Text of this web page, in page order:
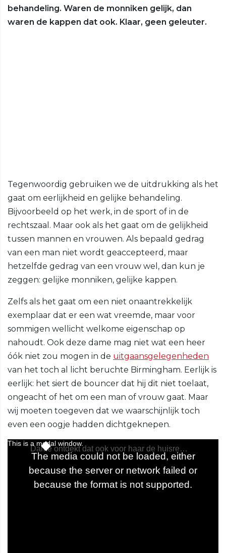
behandeling. Waren de monniken gelijk, dan
waren de kappen dat ook. Klaar, geen geleuter.
Tegenwoordig gebruiken we de uitdrukking als het
gaat om eerlijkheid en gelijke behandeling.
Bijvoorbeeld op het werk, in de sport of in de
rechtszaal. Maar ook als het gaat om de gelijkheid
tussen mannen en vrouwen. Als bepaald gedrag
van een man niet wordt geaccepteerd, maar
hetzelfde gedrag van een vrouw wel, dan kun je
zeggen: gelijke monniken, gelijke kappen.
Zelfs als het gaat om een niet onaantrekkelijk
exemplaar dat er een wat vreemde, maar voor
sommigen wellicht welkome eigenschap op
nahoudt. Ook deze dame mag niet wat een heer
óók niet zou mogen in de uitgaansgelegenheden
van het toch al licht beruchte Birmingham. Eerlijk is
eerlijk: het siert de bouncer dat hij dit niet toelaat,
ongeacht of het om een man of vrouw gaat. Maar
wij moeten toegeven dat we waarschijnlijk toch
even een oogje hadden dichtgeknepen.